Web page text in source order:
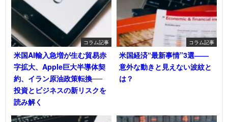
コラム記事
米国AI輸入急増が生む貿易赤
字拡大、Apple巨大半導体契
約、イラン原油政策転換──
投資とビジネスの新リスクを
読み解く
コラム記事
米国経済“最新事情”3選――
意外な動きと見えない波紋と
は？